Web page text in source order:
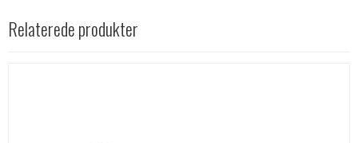
Relaterede produkter